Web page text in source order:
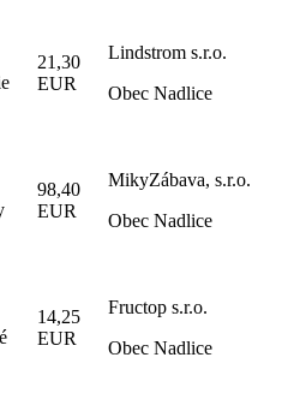
21,30
EUR
Lindstrom s.r.o.
Obec Nadlice
98,40
EUR
MikyZábava, s.r.o.
Obec Nadlice
14,25
EUR
Fructop s.r.o.
Obec Nadlice